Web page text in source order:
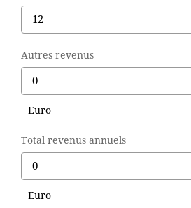
Autres revenus
Euro
Total revenus annuels
Euro